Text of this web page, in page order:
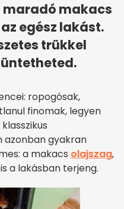
makacs
egész lakást.
trükkel
ropogósak,
finomak, legyen
azonban gyakran
a makacs olajszag,
a lakásban terjeng.